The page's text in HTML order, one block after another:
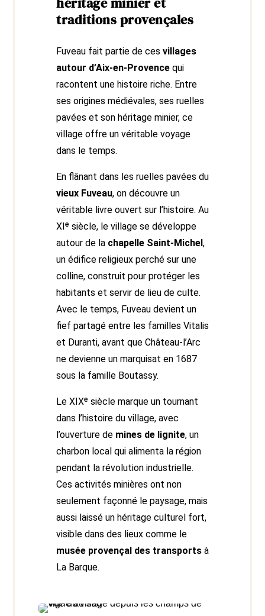
traditions provençales
Fuveau fait partie de cesvillages
autour d’Aix-en-Provence qui
racontent une histoire riche. Entre
ses origines médiévales, ses ruelles
pavées et son héritage minier, ce
village offre un véritable voyage
dans le temps.
En flânant dans les ruelles pavées du
vieux Fuveau, on découvre un
véritable livre ouvert sur l’histoire. Au
XIᵉ siècle, le village se développe
autour de la chapelle Saint-Michel,
un édifice religieux perché sur une
colline, construit pour protéger les
habitants et servir de lieu de culte.
Avec le temps, Fuveau devient un
fief partagé entre les familles Vitalis
et Duranti, avant que Château-l’Arc
ne devienne un marquisat en 1687
sous la famille Boutassy.
Le XIXᵉ siècle marque un tournant
dans l’histoire du village, avec
l’ouverture de mines de lignite, un
charbon local qui alimenta la région
pendant la révolution industrielle.
Ces activités minières ont non
seulement façonné le paysage, mais
aussi laissé un héritage culturel fort,
visible dans des lieux comme le
musée provençal des transports à
La Barque.